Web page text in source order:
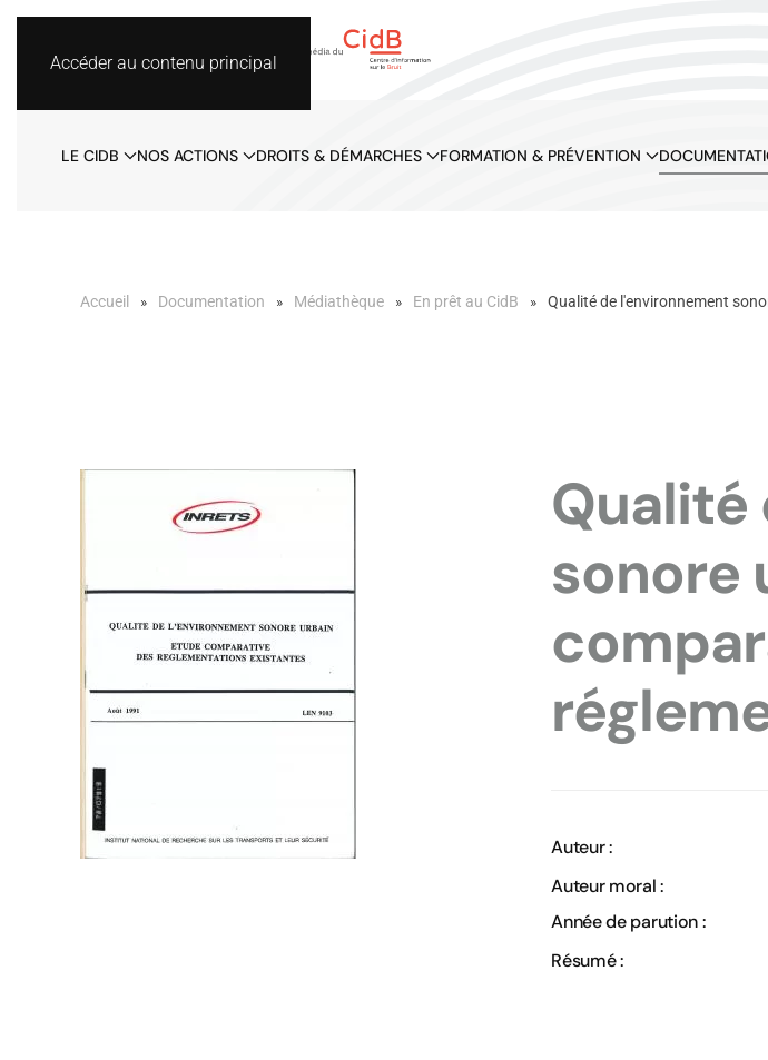
Accéder au contenu principal
LE CIDB NOS ACTIONS DROITS & DÉMARCHES FORMATION & PRÉVENTION
Accueil Documentation Médiathèque En prêt au CidB Qualité de l'environnement
Qualité
sonore
Auteur :
Auteur moral :
Année de parution :
Résumé :